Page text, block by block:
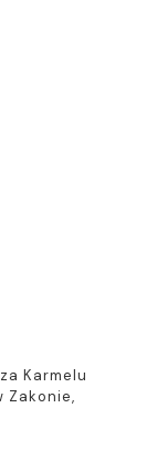
Karmelu
Zakonie,